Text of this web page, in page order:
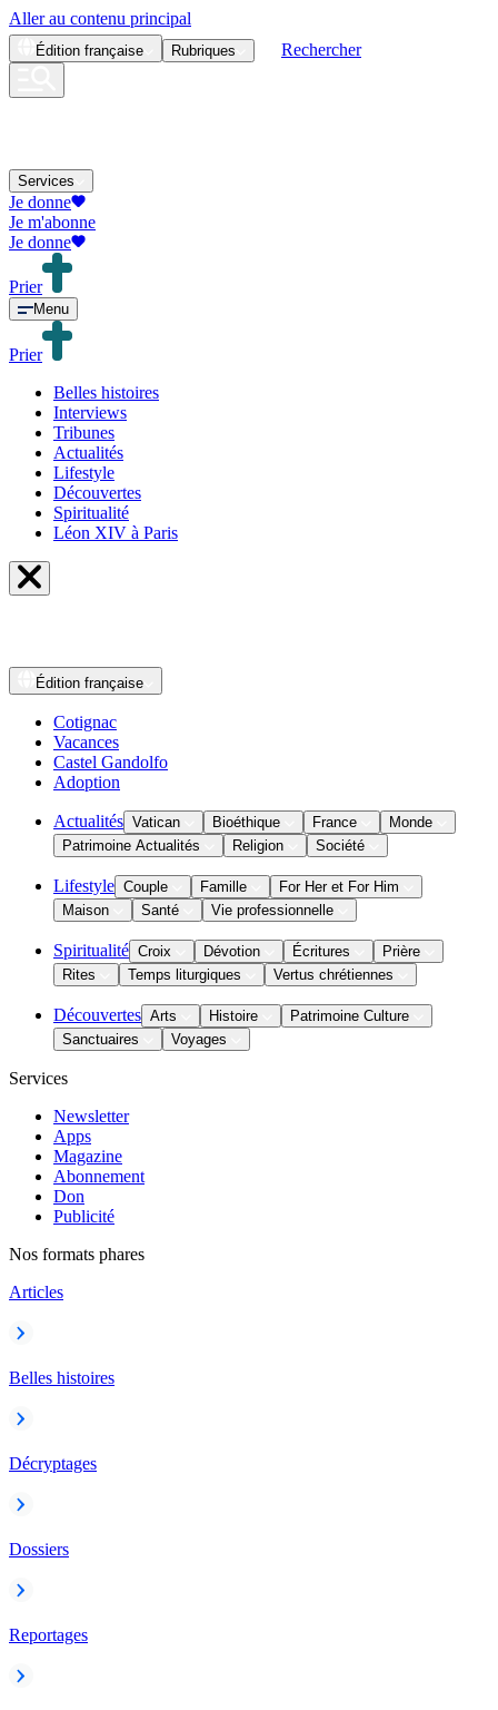
Aller au contenu principal
Édition française Rubriques Rechercher
Services
Je donne
Je m'abonne
Je donne
Prier
Menu
Prier
Belles histoires
Interviews
Tribunes
Actualités
Lifestyle
Découvertes
Spiritualité
Léon XIV à Paris
Édition française
Cotignac
Vacances
Castel Gandolfo
Adoption
Actualités Vatican Bioéthique France
Monde
Patrimoine Actualités
Religion Société
Lifestyle Couple Famille
For Her et For Him
Maison
Santé Vie professionnelle
Spiritualité Croix Dévotion Écritures
Prière
Rites
Temps liturgiques Vertus chrétiennes
Découvertes Arts Histoire
Patrimoine Culture
Sanctuaires
Voyages
Services
Newsletter
Apps
Magazine
Abonnement
Don
Publicité
Nos formats phares
Articles
Belles histoires
Décryptages
Dossiers
Reportages